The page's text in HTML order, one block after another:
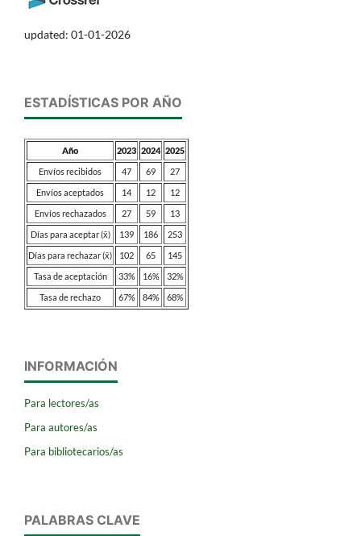
updated: 01-01-2026
ESTADÍSTICAS POR AÑO
Año 2023 2024 2025
Envíos recibidos
47 69
27
Envíos aceptados
14 12
12
Envíos rechazados
27 59
13
Días para aceptar (x̄)
139 186
253
Días para rechazar (x̄)
102 65
145
Tasa de aceptación
33% 16%
32%
Tasa de rechazo
67% 84% 68%
INFORMACIÓN
Para lectores/as
Para autores/as
Para bibliotecarios/as
PALABRAS CLAVE